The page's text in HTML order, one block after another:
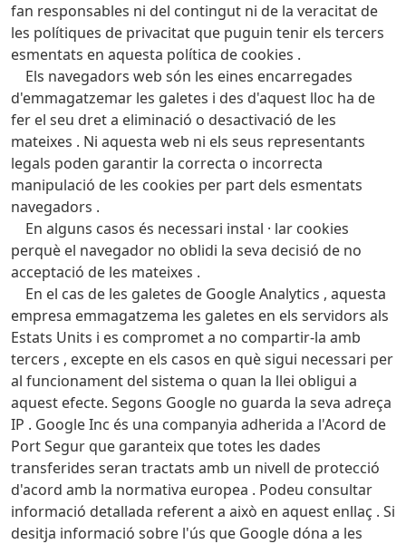
fan responsables ni del contingut ni de la veracitat de
les polítiques de privacitat que puguin tenir els tercers
esmentats en aquesta política de cookies .
Els navegadors web són les eines encarregades
d'emmagatzemar les galetes i des d'aquest lloc ha de
fer el seu dret a eliminació o desactivació de les
mateixes . Ni aquesta web ni els seus representants
legals poden garantir la correcta o incorrecta
manipulació de les cookies per part dels esmentats
navegadors .
En alguns casos és necessari instal · lar cookies
perquè el navegador no oblidi la seva decisió de no
acceptació de les mateixes .
En el cas de les galetes de Google Analytics , aquesta
empresa emmagatzema les galetes en els servidors als
Estats Units i es compromet a no compartir-la amb
tercers , excepte en els casos en què sigui necessari per
al funcionament del sistema o quan la llei obligui a
aquest efecte. Segons Google no guarda la seva adreça
IP . Google Inc és una companyia adherida a l'Acord de
Port Segur que garanteix que totes les dades
transferides seran tractats amb un nivell de protecció
d'acord amb la normativa europea . Podeu consultar
informació detallada referent a això en aquest enllaç . Si
desitja informació sobre l'ús que Google dóna a les